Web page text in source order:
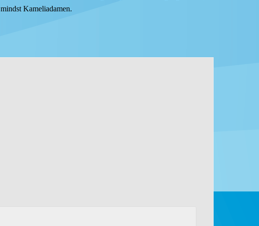
Kameliadamen.